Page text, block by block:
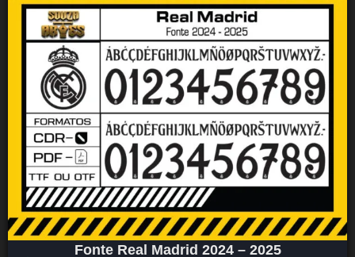
Fonte Real Madrid 2024 – 2025